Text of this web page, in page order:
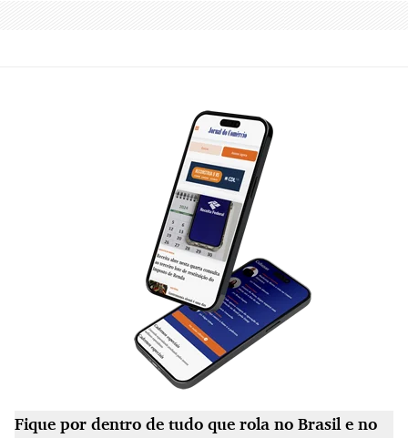
Fique por dentro de tudo que rola no Brasil e no